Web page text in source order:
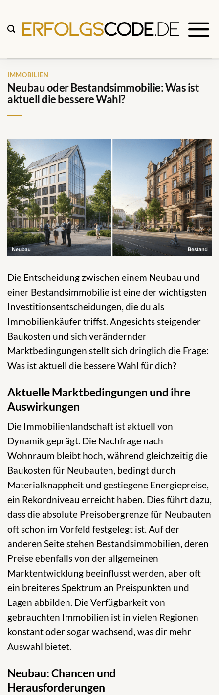
Inhalt
springen
IMMOBILIEN
Neubau oder Bestandsimmobilie: Was ist
aktuell die bessere Wahl?
Die Entscheidung zwischen einem Neubau und
einer Bestandsimmobilie ist eine der wichtigsten
Investitionsentscheidungen, die du als
Immobilienkäufer triffst. Angesichts steigender
Baukosten und sich verändernder
Marktbedingungen stellt sich dringlich die Frage:
Was ist aktuell die bessere Wahl für dich?
Aktuelle Marktbedingungen und ihre
Auswirkungen
Die Immobilienlandschaft ist aktuell von
Dynamik geprägt. Die Nachfrage nach
Wohnraum bleibt hoch, während gleichzeitig die
Baukosten für Neubauten, bedingt durch
Materialknappheit und gestiegene Energiepreise,
ein Rekordniveau erreicht haben. Dies führt dazu,
dass die absolute Preisobergrenze für Neubauten
oft schon im Vorfeld festgelegt ist. Auf der
anderen Seite stehen Bestandsimmobilien, deren
Preise ebenfalls von der allgemeinen
Marktentwicklung beeinflusst werden, aber oft
ein breiteres Spektrum an Preispunkten und
Lagen abbilden. Die Verfügbarkeit von
gebrauchten Immobilien ist in vielen Regionen
konstant oder sogar wachsend, was dir mehr
Auswahl bietet.
Neubau: Chancen und
Herausforderungen